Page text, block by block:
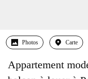
Photos Carte
Appartement